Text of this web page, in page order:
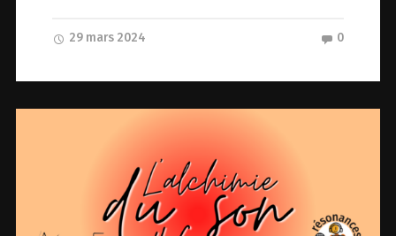
29 mars 2024 0